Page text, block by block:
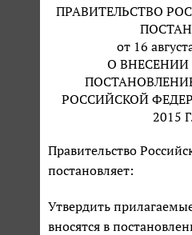
ПРАВИТЕЛЬСТВО
от 16
О
РОССИЙСКОЙ
2015
Правительство
постановляет:
Утвердить
вносятся в